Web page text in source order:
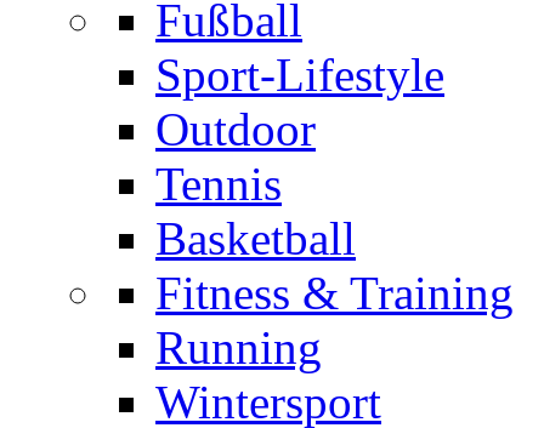
Fußball
Sport-Lifestyle
Outdoor
Tennis
Basketball
Fitness & Training
Running
Wintersport